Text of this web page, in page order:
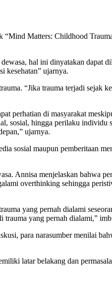
“Mind Matters: Childhood
hal ini dinyatakan dapat
kesehatan” ujarnya.
“Jika trauma terjadi sejak
perhatian di masyarakat
sosial, hingga perilaku individu
ujarnya.
sosial maupun pemberitaan
Annisa menjelaskan bahwa
overthinking sehingga
yang pernah dialami
trauma yang pernah dialami,”
para narasumber menilai
latar belakang dan